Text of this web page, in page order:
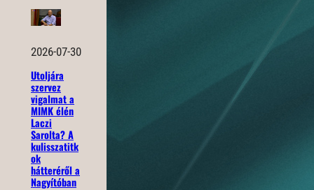
2026-07-30
Utoljára
szervez
vigalmat a
MIMK élén
Laczi
Sarolta? A
kulisszatitk
ok
hátteréről a
Nagyítóban